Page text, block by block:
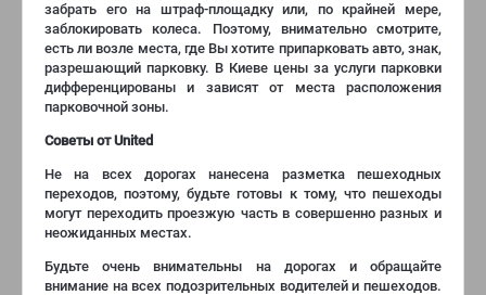
забрать его на штраф-площадку или, по крайней мере,
заблокировать колеса. Поэтому, внимательно смотрите,
есть ли возле места, где Вы хотите припарковать авто, знак,
разрешающий парковку. В Киеве цены за услуги парковки
дифференцированы и зависят от места расположения
парковочной зоны.
Советы от United
Не на всех дорогах нанесена разметка пешеходных
переходов, поэтому, будьте готовы к тому, что пешеходы
могут переходить проезжую часть в совершенно разных и
неожиданных местах.
Будьте очень внимательны на дорогах и обращайте
внимание на всех подозрительных водителей и пешеходов.